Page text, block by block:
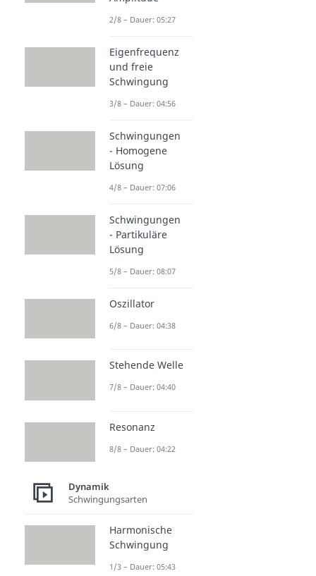
2/8 – Dauer: 05:27
Eigenfrequenz
und freie
Schwingung
3/8 – Dauer: 04:56
Schwingungen
- Homogene
Lösung
4/8 – Dauer: 07:06
Schwingungen
- Partikuläre
Lösung
5/8 – Dauer: 08:07
Oszillator
6/8 – Dauer: 04:38
Stehende Welle
7/8 – Dauer: 04:40
Resonanz
8/8 – Dauer: 04:22
Dynamik
Schwingungsarten
Harmonische
Schwingung
1/3 – Dauer: 05:43